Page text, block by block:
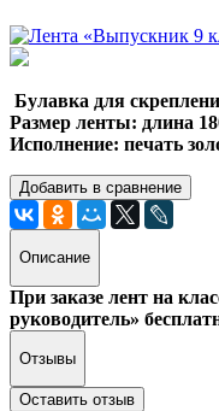
Булавка для
Размер ленты: длина
Исполнение: печать
Добавить в сравнение
Описание
При заказе лент на
руководитель»
Отзывы
Оставить отзыв